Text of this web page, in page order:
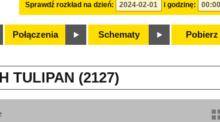
Sprawdź rozkład na dzień: i godzinę:
Połączenia Schematy Pobierz
TULIPAN (2127)